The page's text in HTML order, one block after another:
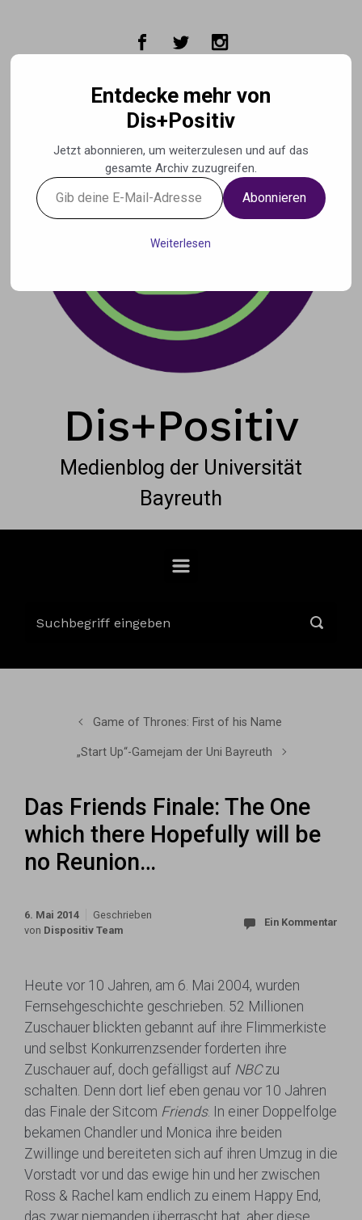
Dis+Positiv
Medienblog der Universität
Bayreuth
Game of Thrones: First of his Name
„Start Up“-Gamejam der Uni Bayreuth
Das Friends Finale: The One
which there Hopefully will be
no Reunion…
6. Mai 2014
Geschrieben
von Dispositiv Team
Ein Kommentar
Heute vor 10 Jahren, am 6. Mai 2004, wurden
Fernsehgeschichte geschrieben. 52 Millionen
Zuschauer blickten gebannt auf ihre Flimmerkiste
und selbst Konkurrenzsender forderten ihre
Zuschauer auf, doch gefälligst auf NBCzu
schalten. Denn dort lief eben genau vor 10 Jahren
das Finale der Sitcom Friends. In einer Doppelfolge
bekamen Chandler und Monica ihre beiden
Zwillinge und bereiteten sich auf ihren Umzug in die
Vorstadt vor und das ewige hin und her zwischen
Ross & Rachel kam endlich zu einem Happy End,
das zwar niemanden überrascht hat, aber diese
Entdecke mehr von
Dis+Positiv
Jetzt abonnieren, um weiterzulesen und auf das
gesamte Archiv zuzugreifen.
Gib
deine
Abonnieren
Weiterlesen